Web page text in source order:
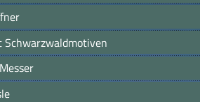
Schwarzwaldmotiven